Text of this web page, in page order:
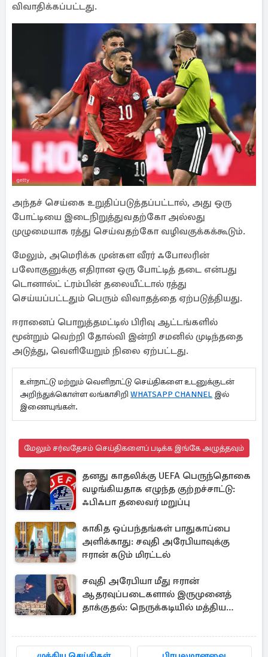
விவாதிக்கப்பட்டது.
அந்தச் செய்கை உறுதிப்படுத்தப்பட்டால், அது ஒரு
போட்டியை இடைநிறுத்துவதற்கோ அல்லது
முழுமையாக ரத்து செய்வதற்கோ வழிவகுக்கக்கூடும்.
மேலும், அமெரிக்க முன்கள வீரர் ஃபோலரின்
பலோகுனுக்கு எதிரான ஒரு போட்டித் தடை என்பது
டொனால்ட் ட்ரம்பின் தலையீட்டால் ரத்து
செய்யப்பட்டதும் பெரும் விவாதத்தை ஏற்படுத்தியது.
ஈரானைப் பொறுத்தமட்டில் பிரிவு ஆட்டங்களில்
மூன்றும் வெற்றி தோல்வி இன்றி சமனில் முடிந்ததை
அடுத்து, வெளியேறும் நிலை ஏற்பட்டது.
உள்நாட்டு மற்றும் வெளிநாட்டு செய்திகளை உடனுக்குடன்
அறிந்துக்கொள்ள லங்காசிறி WHATSAPP CHANNEL இல்
இணையுங்கள்.
மேலும் சர்வதேசம் செய்திகளைப் படிக்க இங்கே அழுத்தவும்
தனது காதலிக்கு UEFA பெருந்தொகை
வழங்கியதாக எழுந்த குற்றச்சாட்டு:
ஃபிஃபா தலைவர் மறுப்பு
காகித ஒப்பந்தங்கள் பாதுகாப்பை
அளிக்காது: சவுதி அரேபியாவுக்கு
ஈரான் கடும் மிரட்டல்
சவுதி அரேபியா மீது ஈரான்
ஆதரவுப்படைகளால் இருமுனைத்
தாக்குதல்: நெருக்கடியில் மத்திய